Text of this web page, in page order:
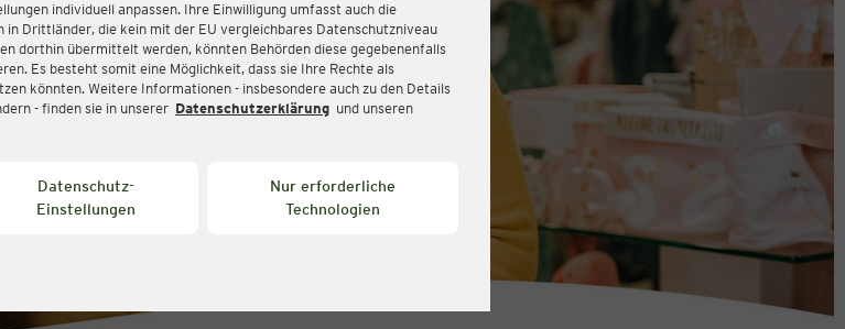
individuell anpassen. Ihre Einwilligung umfasst auch die
Drittländer, die kein mit der EU vergleichbares Datenschutzniveau
dorthin übermittelt werden, könnten Behörden diese gegebenenfalls
Es besteht somit eine Möglichkeit, dass sie Ihre Rechte als
könnten. Weitere Informationen - insbesondere auch zu den Details
- finden sie in unserer Datenschutzerklärung und unseren
Datenschutz-
Einstellungen
Nur erforderliche
Technologien